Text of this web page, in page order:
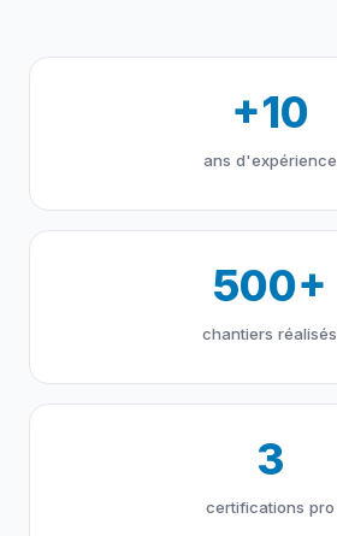
+10
ans d'expérience
500+
chantiers réalisés
3
certifications pro